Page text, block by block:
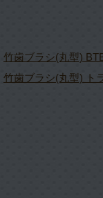
竹歯ブラシ(丸型)
竹歯ブラシ(丸型) ト